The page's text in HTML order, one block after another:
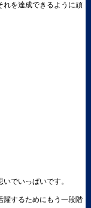
れを達成できるように頑
でいっぱいです。
躍するためにもう一段階